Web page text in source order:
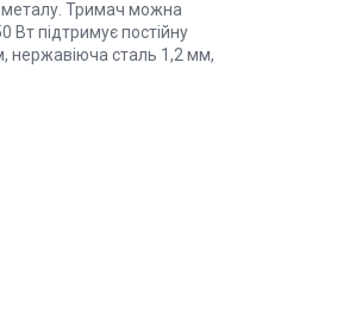
металу. Тримач можна
Вт підтримує постійну
нержавіюча сталь 1,2 мм,